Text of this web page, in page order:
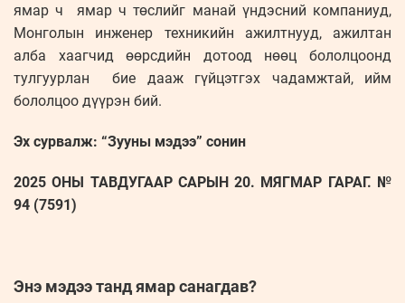
ямар ч ямар ч төслийг манай үндэсний компаниуд,
Монголын инженер техникийн ажилтнууд, ажилтан
алба хаагчид өөрсдийн дотоод нөөц бололцоонд
тулгуурлан бие дааж гүйцэтгэх чадамжтай, ийм
бололцоо дүүрэн бий.
Эх сурвалж: “Зууны мэдээ” сонин
2025 ОНЫ ТАВДУГААР САРЫН 20. МЯГМАР ГАРАГ. №
94 (7591)
Энэ мэдээ танд ямар санагдав?